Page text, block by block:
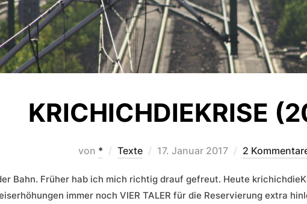
KRICHICHDIEKRISE
von * Texte
Veröffentlicht
17. Januar 2017 2
Bahn. Früher hab ich mich richtig drauf gefreut. Heute
immer noch VIER TALER für die Reservierung extra